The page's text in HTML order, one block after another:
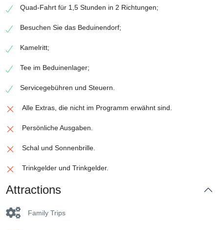
Quad-Fahrt für 1,5 Stunden in 2 Richtungen;
Besuchen Sie das Beduinendorf;
Kamelritt;
Tee im Beduinenlager;
Servicegebühren und Steuern.
Alle Extras, die nicht im Programm erwähnt sind.
Persönliche Ausgaben.
Schal und Sonnenbrille.
Trinkgelder und Trinkgelder.
Attractions
Family Trips